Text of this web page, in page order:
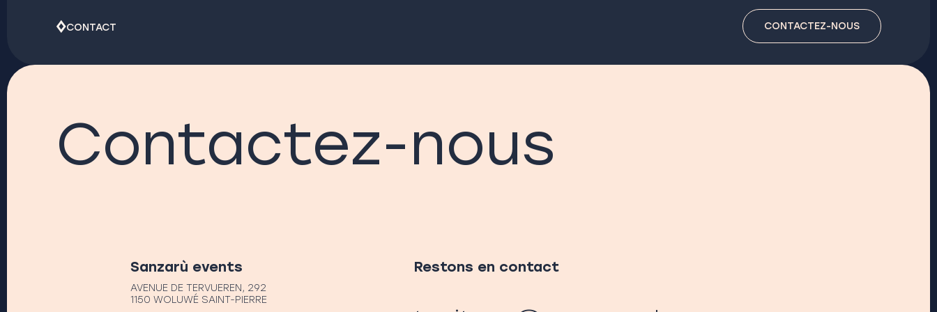
CONTACT CONTACTEZ-NOUS
Contactez-nous
Sanzarù events
AVENUE DE TERVUEREN, 292
1150 WOLUWÉ SAINT-PIERRE
Restons en contact